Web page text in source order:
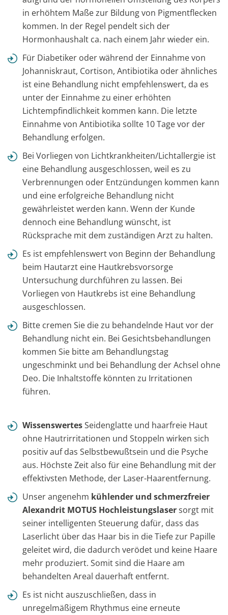
in erhöhtem Maße zur Bildung von Pigmentflecken
kommen. In der Regel pendelt sich der
Hormonhaushalt ca. nach einem Jahr wieder ein.
Für Diabetiker oder während der Einnahme von
Johanniskraut, Cortison, Antibiotika oder ähnliches
ist eine Behandlung nicht empfehlenswert, da es
unter der Einnahme zu einer erhöhten
Lichtempfindlichkeit kommen kann. Die letzte
Einnahme von Antibiotika sollte 10 Tage vor der
Behandlung erfolgen.
Bei Vorliegen von Lichtkrankheiten/Lichtallergie ist
eine Behandlung ausgeschlossen, weil es zu
Verbrennungen oder Entzündungen kommen kann
und eine erfolgreiche Behandlung nicht
gewährleistet werden kann. Wenn der Kunde
dennoch eine Behandlung wünscht, ist
Rücksprache mit dem zuständigen Arzt zu halten.
Es ist empfehlenswert von Beginn der Behandlung
beim Hautarzt eine Hautkrebsvorsorge
Untersuchung durchführen zu lassen. Bei
Vorliegen von Hautkrebs ist eine Behandlung
ausgeschlossen.
Bitte cremen Sie die zu behandelnde Haut vor der
Behandlung nicht ein. Bei Gesichtsbehandlungen
kommen Sie bitte am Behandlungstag
ungeschminkt und bei Behandlung der Achsel ohne
Deo. Die Inhaltstoffe könnten zu Irritationen
führen.
WissenswertesSeidenglatte und haarfreie Haut
ohne Hautrirritationen und Stoppeln wirken sich
positiv auf das Selbstbewußtsein und die Psyche
aus. Höchste Zeit also für eine Behandlung mit der
effektivsten Methode, der Laser-Haarentfernung.
Unser angenehm kühlender und schmerzfreier
Alexandrit MOTUS Hochleistungslasersorgt mit
seiner intelligenten Steuerung dafür, dass das
Laserlicht über das Haar bis in die Tiefe zur Papille
geleitet wird, die dadurch verödet und keine Haare
mehr produziert. Somit sind die Haare am
behandelten Areal dauerhaft entfernt.
Es ist nicht auszuschließen, dass in
unregelmäßigem Rhythmus eine erneute